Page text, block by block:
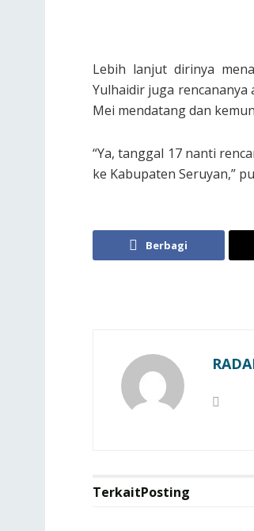
Lebih lanjut dirinya
Yulhaidir juga
Mei mendatang dan
“Ya, tanggal 17 nanti
ke Kabupaten Seruyan,”
Berbagi
TerkaitPosting